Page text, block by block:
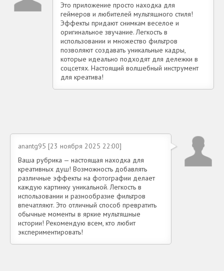
Это приложение просто находка для
геймеров и любителей мультяшного стиля!
Эффекты придают снимкам веселое и
оригинальное звучание. Легкость в
использовании и множество фильтров
позволяют создавать уникальные кадры,
которые идеально подходят для дележки в
соцсетях. Настоящий волшебный инструмент
для креатива!
anantg95 [23 ноября 2025 22:00]
Ваша рубрика — настоящая находка для
креативных душ! Возможность добавлять
различные эффекты на фотографии делает
каждую картинку уникальной. Легкость в
использовании и разнообразие фильтров
впечатляют. Это отличный способ превратить
обычные моменты в яркие мультяшные
истории! Рекомендую всем, кто любит
экспериментировать!